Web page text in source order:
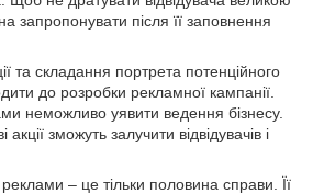
запропонувати після її заповнення
та складання портрета потенційного
до розробки рекламної кампанії.
неможливо уявити ведення бізнесу.
акції зможуть залучити відвідувачів і
– це тільки половина справи. Її